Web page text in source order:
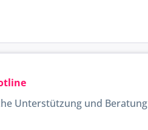
Unterstützung und Beratung